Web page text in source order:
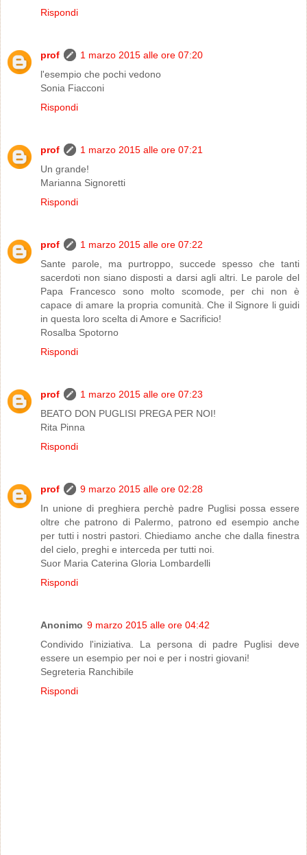
Rispondi
prof
1 marzo 2015 alle ore 07:20
l'esempio che pochi vedono
Sonia Fiacconi
Rispondi
prof
1 marzo 2015 alle ore 07:21
Un grande!
Marianna Signoretti
Rispondi
prof
1 marzo 2015 alle ore 07:22
Sante parole, ma purtroppo, succede spesso che tanti
sacerdoti non siano disposti a darsi agli altri. Le parole del
Papa Francesco sono molto scomode, per chi non è
capace di amare la propria comunità. Che il Signore li guidi
in questa loro scelta di Amore e Sacrificio!
Rosalba Spotorno
Rispondi
prof
1 marzo 2015 alle ore 07:23
BEATO DON PUGLISI PREGA PER NOI!
Rita Pinna
Rispondi
prof
9 marzo 2015 alle ore 02:28
In unione di preghiera perchè padre Puglisi possa essere
oltre che patrono di Palermo, patrono ed esempio anche
per tutti i nostri pastori. Chiediamo anche che dalla finestra
del cielo, preghi e interceda per tutti noi.
Suor Maria Caterina Gloria Lombardelli
Rispondi
Anonimo 9 marzo 2015 alle ore 04:42
Condivido l'iniziativa. La persona di padre Puglisi deve
essere un esempio per noi e per i nostri giovani!
Segreteria Ranchibile
Rispondi